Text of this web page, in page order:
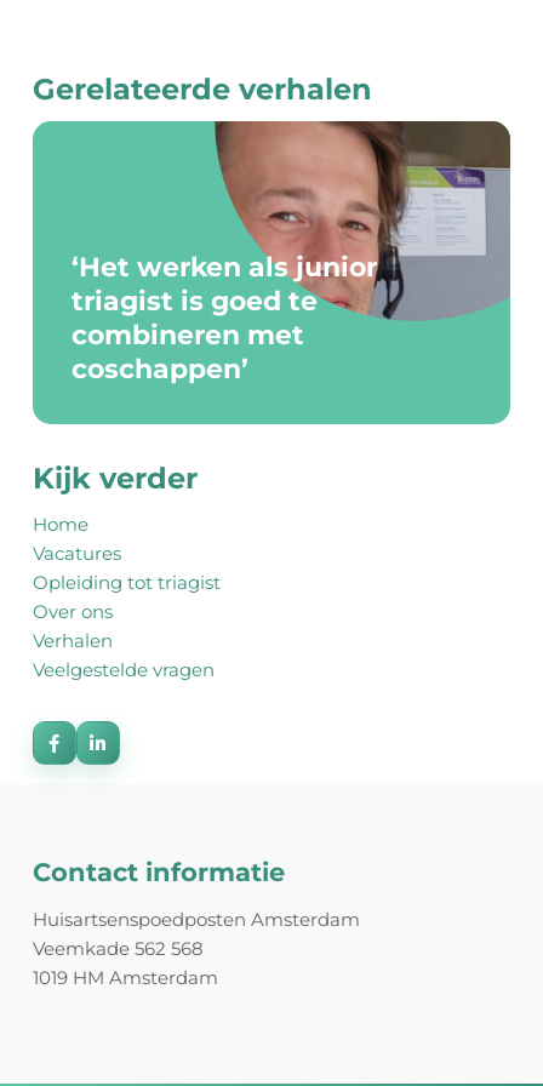
HOME
OPLEIDING TOT TRIAGIST
OVER ONS
VEELGESTELDE VRAGEN
Gerelateerde verhalen
‘Het werken als junior
triagist is goed te
combineren met
coschappen’
Kijk verder
Home
Vacatures
Opleiding tot triagist
Over ons
Verhalen
Veelgestelde vragen
Contact informatie
Huisartsenspoedposten Amsterdam
Veemkade 562 568
1019 HM Amsterdam